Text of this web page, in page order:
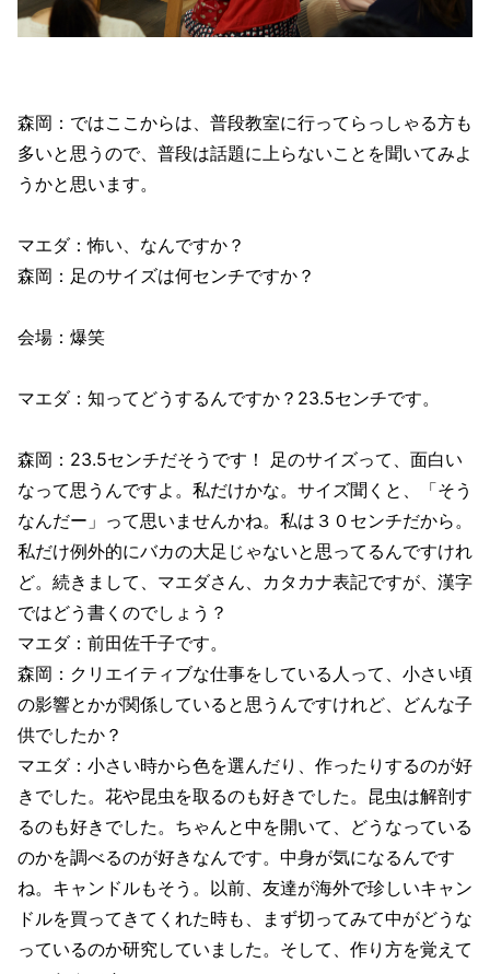
森岡：ではここからは、普段教室に行ってらっしゃる方も
多いと思うので、普段は話題に上らないことを聞いてみよ
うかと思います。
マエダ：怖い、なんですか？
森岡：足のサイズは何センチですか？
会場：爆笑
マエダ：知ってどうするんですか？23.5センチです。
森岡：23.5センチだそうです！ 足のサイズって、面白い
なって思うんですよ。私だけかな。サイズ聞くと、「そう
なんだー」って思いませんかね。私は３０センチだから。
私だけ例外的にバカの大足じゃないと思ってるんですけれ
ど。 続きまして、マエダさん、カタカナ表記ですが、漢字
ではどう書くのでしょう？
マエダ：前田佐千子です。
森岡：クリエイティブな仕事をしている人って、小さい頃
の影響とかが関係していると思うんですけれど、どんな子
供でしたか？
マエダ：小さい時から色を選んだり、作ったりするのが好
きでした。花や昆虫を取るのも好きでした。昆虫は解剖す
るのも好きでした。ちゃんと中を開いて、どうなっている
のかを調べるのが好きなんです。中身が気になるんです
ね。キャンドルもそう。以前、友達が海外で珍しいキャン
ドルを買ってきてくれた時も、まず切ってみて中がどうな
っているのか研究していました。そして、作り方を覚えて